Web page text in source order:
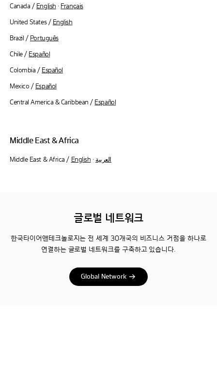
Canada / English · Français
United States / English
Brazil / Português
Chile / Español
Colombia / Español
Mexico / Español
Central America & Caribbean / Español
Middle East & Africa
Middle East & Africa / English · العربية
글로벌 네트워크
한국타이어앤테크놀로지는 전 세계 30개국의 비즈니스 거점을 하나로
연결하는 글로벌 네트워크를 구축하고 있습니다.
Global Network